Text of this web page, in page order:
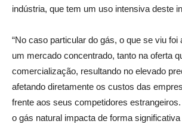
indústria, que tem um uso intensiva deste
“No caso particular do gás, o que se viu foi
um mercado concentrado, tanto na oferta
comercialização, resultando no elevado
afetando diretamente os custos das
frente aos seus competidores
o gás natural impacta de forma